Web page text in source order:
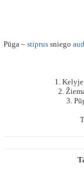
Pūga – stiprussniego
1.
2.
3.